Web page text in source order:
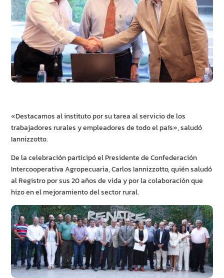
«Destacamos al instituto por su tarea al servicio de los
trabajadores rurales y empleadores de todo el país», saludó
Iannizzotto.
De la celebración participó el Presidente de Confederación
Intercooperativa Agropecuaria, Carlos Iannizzotto, quién saludó
al Registro por sus 20 años de vida y por la colaboración que
hizo en el mejoramiento del sector rural.